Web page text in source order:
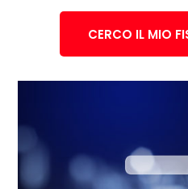
CERCO IL MIO